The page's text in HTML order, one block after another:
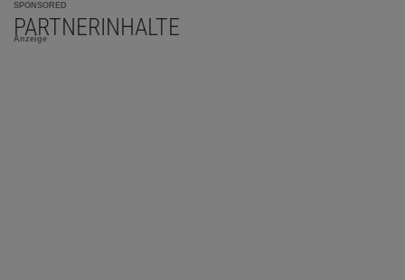
SPONSORED
PARTNERINHALTE
Anzeige